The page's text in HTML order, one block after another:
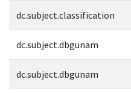
dc.subject.classification
dc.subject.dbgunam
dc.subject.dbgunam